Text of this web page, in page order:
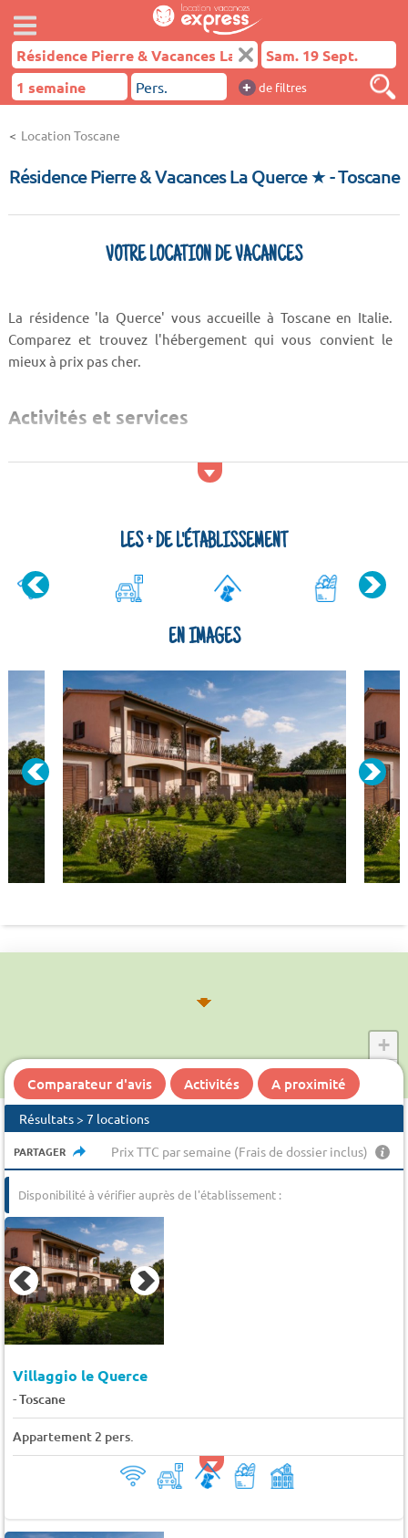
+ de filtres
Location Toscane
Résidence Pierre & Vacances La Querce ★- Toscane
VOTRE LOCATION DE VACANCES
La résidence 'la Querce' vous accueille à Toscane en Italie.
Comparez et trouvez l'hébergement qui vous convient le
mieux à prix pas cher.
Activités et services
A proximité de la résidence, vous pouvez aller faire du golf,
LES + DE L'ÉTABLISSEMENT
EN IMAGES
+
Comparateur d'avis Activités A proximité
Résultats > 7 locations
PARTAGER Prix TTC par semaine (Frais de dossier inclus)
Disponibilité à vérifier auprès de l'établissement :
Villaggio le Querce
-Toscane
Appartement 2 pers.